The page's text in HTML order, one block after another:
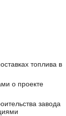
топлива в
о проекте
завода